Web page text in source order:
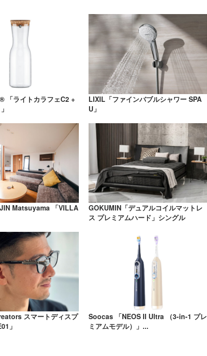
「ライトカラフェC2 +
LIXIL「ファインバブルシャワー SPA
U」
Matsuyama 「VILLA
GOKUMIN「デュアルコイルマットレ
ス プレミアムハード」シングル
スマートディスプ
」
Soocas 「NEOS II Ultra （3-in-1 プレ
ミアムモデル）」...